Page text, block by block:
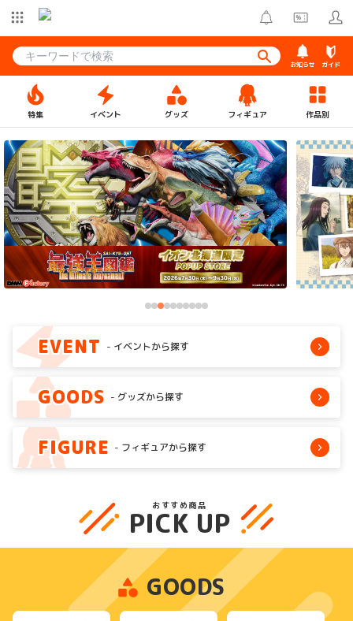
お知らせ ガイド
特集 イベント グッズ フィギュア 作品別
EVENT イベントから探す
GOODS グッズから探す
FIGURE フィギュアから探す
おすすめ商品
PICK UP
GOODS